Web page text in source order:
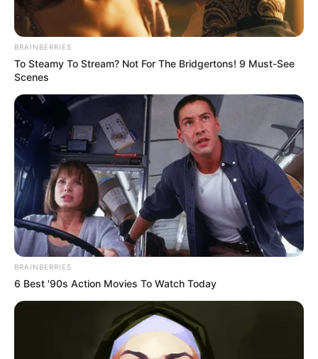
BRAINBERRIES
To Steamy To Stream? Not For The Bridgertons! 9 Must-See
Scenes
BRAINBERRIES
6 Best '90s Action Movies To Watch Today